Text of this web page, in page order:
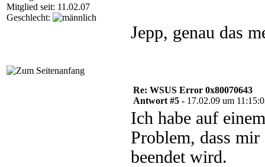
Mitglied seit: 11.02.07
Geschlecht:
Jepp, genau das
Re: WSUS Error 0x80070643
Antwort #5 - 17.02.09 um
Ich habe auf
Problem, dass
beendet wird.